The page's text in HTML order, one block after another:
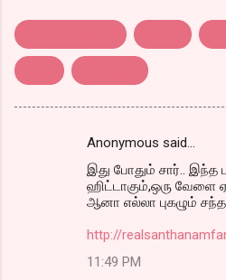
Anonymous said…
இது போதும் சார்.. இந்த
ஹிட்டாகும்,ஒரு வேளை
ஆனா எல்லா புகழும்
http://
11:49 PM